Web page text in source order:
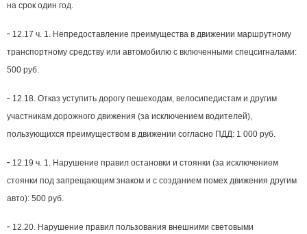
на срок один год.
- 12.17 ч. 1. Непредоставление преимущества в движении маршрутному
транспортному средству или автомобилю с включенными спецсигналами:
500 руб.
- 12.18. Отказ уступить дорогу пешеходам, велосипедистам и другим
участникам дорожного движения (за исключением водителей),
пользующихся преимуществом в движении согласно ПДД: 1 000 руб.
- 12.19 ч. 1. Нарушение правил остановки и стоянки (за исключением
стоянки под запрещающим знаком и с созданием помех движения другим
авто): 500 руб.
- 12.20. Нарушение правил пользования внешними световыми